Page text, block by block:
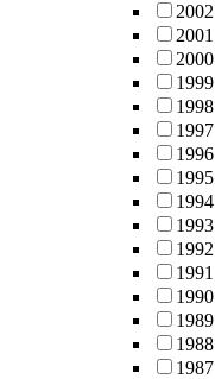
2002
2001
2000
1999
1998
1997
1996
1995
1994
1993
1992
1991
1990
1989
1988
1987